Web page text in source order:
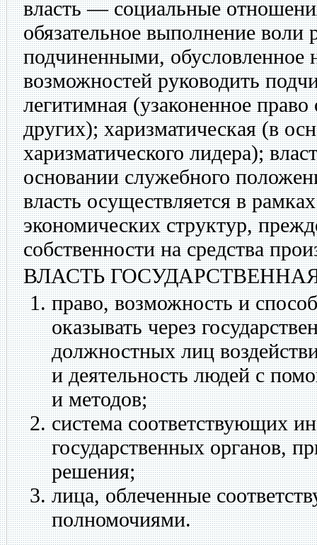
власть — социальные
обязательное выполнение воли
подчиненными, обусловленное
возможностей руководить
легитимная (узаконенное право
других); харизматическая (в
харизматического лидера);
основании служебного
власть осуществляется в
экономических структур,
собственности на средства
ВЛАСТЬ
право, возможность и
оказывать через
должностных лиц
и деятельность людей с
и методов;
система соответствующих
государственных органов,
решения;
лица, облеченные
полномочиями.